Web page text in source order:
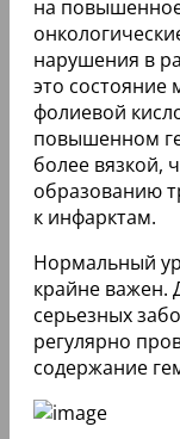
на
нарушения в
это состояние
фолиевой
повышенном
более вязкой,
образованию
к инфарктам.
Нормальный
крайне важен.
серьезных
регулярно
содержание